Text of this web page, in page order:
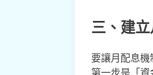
三、建
要讓月配息